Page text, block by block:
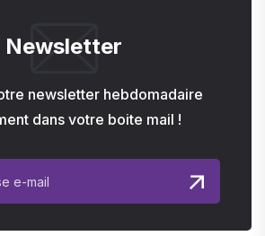
Newsletter
newsletter hebdomadaire
dans votre boite mail !